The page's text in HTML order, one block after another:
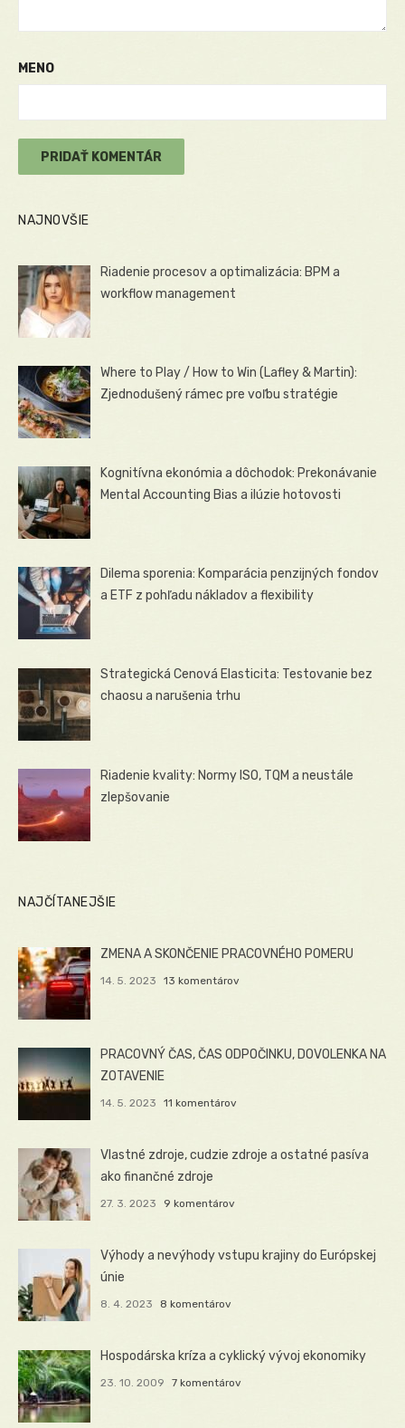
MENO
NAJNOVŠIE
Riadenie procesov a optimalizácia: BPM a
workflow management
Where to Play / How to Win (Lafley & Martin):
Zjednodušený rámec pre voľbu stratégie
Kognitívna ekonómia a dôchodok: Prekonávanie
Mental Accounting Bias a ilúzie hotovosti
Dilema sporenia: Komparácia penzijných fondov
a ETF z pohľadu nákladov a flexibility
Strategická Cenová Elasticita: Testovanie bez
chaosu a narušenia trhu
Riadenie kvality: Normy ISO, TQM a neustále
zlepšovanie
NAJČÍTANEJŠIE
ZMENA A SKONČENIE PRACOVNÉHO POMERU
14. 5. 2023 13 komentárov
PRACOVNÝ ČAS, ČAS ODPOČINKU, DOVOLENKA NA
ZOTAVENIE
14. 5. 2023 11 komentárov
Vlastné zdroje, cudzie zdroje a ostatné pasíva
ako finančné zdroje
27. 3. 2023 9 komentárov
Výhody a nevýhody vstupu krajiny do Európskej
únie
8. 4. 2023 8 komentárov
Hospodárska kríza a cyklický vývoj ekonomiky
23. 10. 2009 7 komentárov